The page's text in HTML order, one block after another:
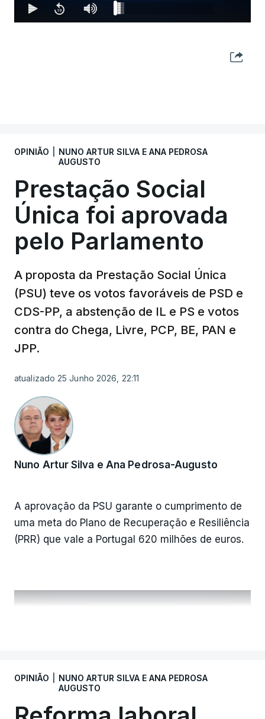
OPINIÃO
NUNO ARTUR SILVA E ANA PEDROSA
AUGUSTO
Prestação Social
Única foi aprovada
pelo Parlamento
A proposta da Prestação Social Única
(PSU) teve os votos favoráveis de PSD e
CDS-PP, a abstenção de IL e PS e votos
contra do Chega, Livre, PCP, BE, PAN e
JPP.
atualizado 25 Junho 2026, 22:11
Nuno Artur Silva e Ana Pedrosa-Augusto
A aprovação da PSU garante o cumprimento de
uma meta do Plano de Recuperação e Resiliência
(PRR) que vale a Portugal 620 milhões de euros.
ESTE CONTEÚDO ESTÁ NESTE
MOMENTO INDISPONÍVEL
OPINIÃO
NUNO ARTUR SILVA E ANA PEDROSA
AUGUSTO